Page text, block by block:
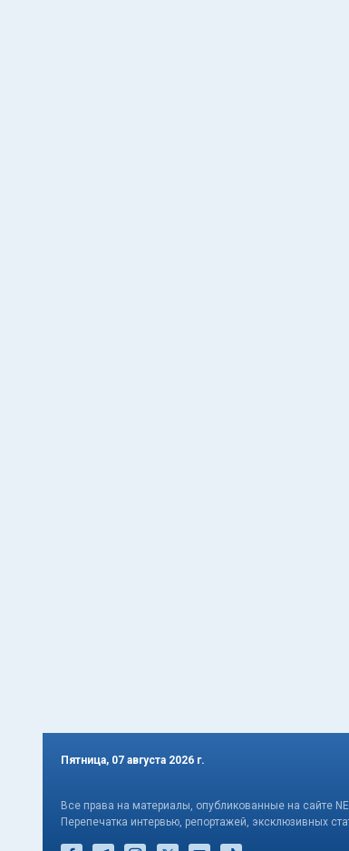
Пятница, 07 августа 2026 г.
Все права на материалы, опубликованные на сайте
Перепечатка интервью, репортажей, эксклюзивных